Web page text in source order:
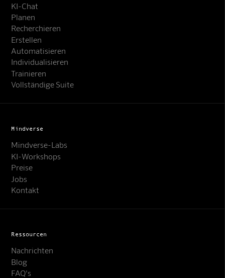
KI-Chat
Planen
Recherchieren
Erstellen
Automatisieren
Individualisieren
Trainieren
Vollständige Suite
Mindverse
Mindverse-Labs
KI-Workshops
Preise
Jobs
Kontakt
Ressourcen
Nachrichten
Blog
FAQ's